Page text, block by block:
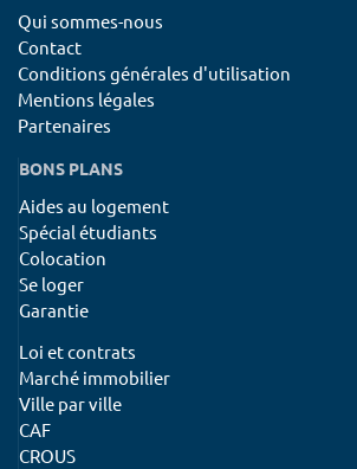
Qui sommes-nous
Contact
Conditions générales d'utilisation
Mentions légales
Partenaires
BONS PLANS
Aides au logement
Spécial étudiants
Colocation
Se loger
Garantie
Loi et contrats
Marché immobilier
Ville par ville
CAF
CROUS